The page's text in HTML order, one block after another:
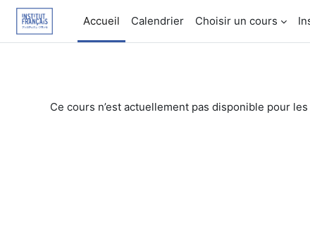
Passer au contenu principal
Accueil
Calendrier Choisir un cours
Ce cours n’est actuellement pas disponible pour